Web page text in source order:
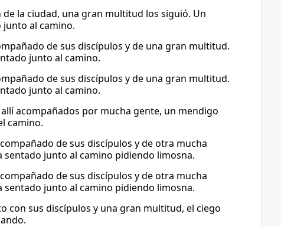
de la ciudad, una gran multitud los siguió. Un
junto al camino.
de sus discípulos y de una gran multitud.
junto al camino.
de sus discípulos y de una gran multitud.
junto al camino.
acompañados por mucha gente, un mendigo
camino.
de sus discípulos y de otra mucha
sentado junto al camino pidiendo limosna.
de sus discípulos y de otra mucha
sentado junto al camino pidiendo limosna.
con sus discípulos y una gran multitud, el ciego